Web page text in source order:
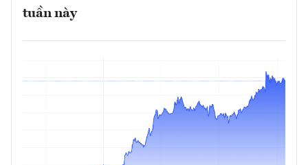
tuần này